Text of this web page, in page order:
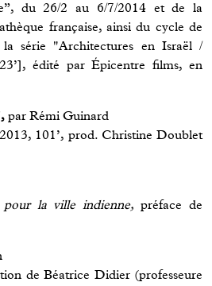
du 26/2 au 6/7/2014 et de la
française, ainsi du cycle de
série "Architectures en Israël /
édité par Épicentre films, en
par Rémi Guinard
101’, prod. Christine Doublet
pour la ville indienne, préface de
de Béatrice Didier (professeure